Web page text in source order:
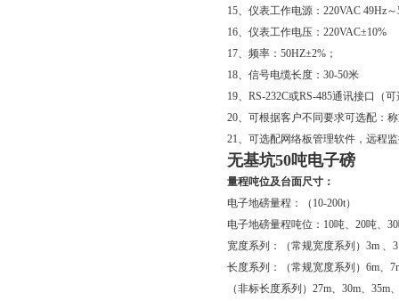
15、仪表工作电源：220VAC 49Hz～
16、仪表工作电压：220VAC±10%
17、频率：50HZ±2%；
18、信号电缆长度：30-50米
19、RS-232C或RS-485通讯接口（
20、可根据客户不同要求可选配：
21、可选配网络板管理软件，远程
无基坑50吨电子磅
量程吨位及台面尺寸：
电子地磅量程：（10-200t）
电子地磅量程吨位：10吨、20吨、
宽度系列：（常规宽度系列）3m 、
长度系列：（常规宽度系列）6m、
（非标长度系列）27m、30m、